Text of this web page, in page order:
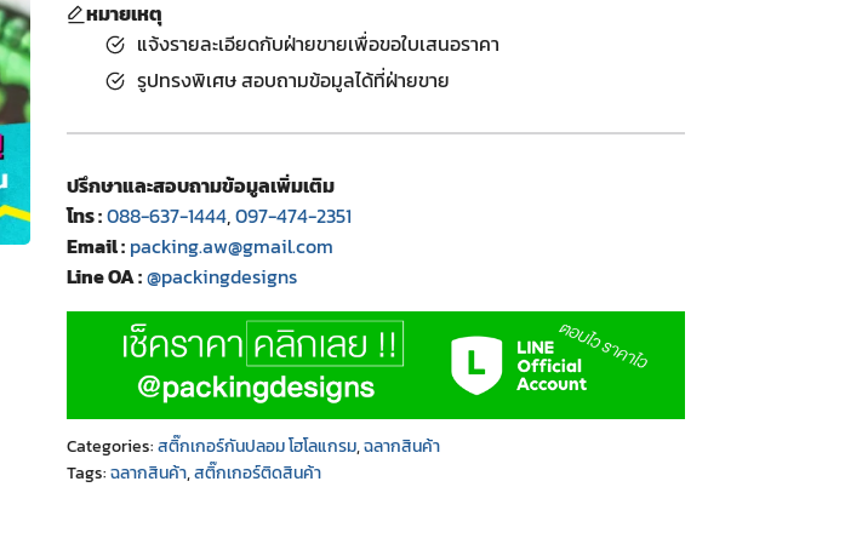
หมายเหตุ
แจ้งรายละเอียดกับฝ่ายขายเพื่อขอใบเสนอราคา
รูปทรงพิเศษ สอบถามข้อมูลได้ที่ฝ่ายขาย
ปรึกษาและสอบถามข้อมูลเพิ่มเติม
โทร :088-637-1444,097-474-2351
Email : packing.aw@gmail.com
Line OA :@packingdesigns
Categories:สติ๊กเกอร์กันปลอม โฮโลแกรม,ฉลากสินค้า
Tags:ฉลากสินค้า,สติ๊กเกอร์ติดสินค้า